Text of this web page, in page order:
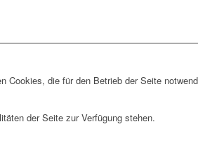
die für den Betrieb der Seite
der Seite zur Verfügung stehen.